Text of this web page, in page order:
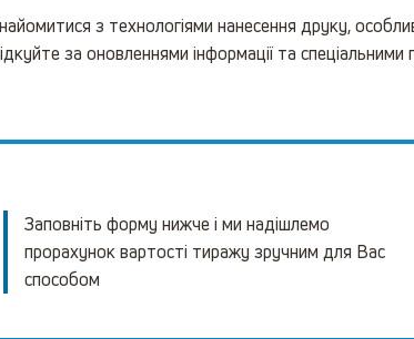
з технологіями нанесення друку,
за оновленнями інформації та
Заповніть форму нижче і ми надішлемо
прорахунок вартості тиражу зручним для Вас
способом